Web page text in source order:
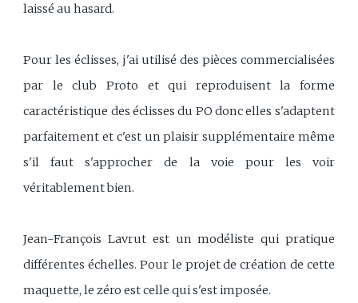
laissé au hasard.
Pour les éclisses, j'ai utilisé des pièces commercialisées
par le club Proto et qui reproduisent la forme
caractéristique des éclisses du PO donc elles s'adaptent
parfaitement et c'est un plaisir supplémentaire même
s'il faut s'approcher de la voie pour les voir
véritablement bien.
Jean-François Lavrut est un modéliste qui pratique
différentes échelles. Pour le projet de création de cette
maquette, le zéro est celle qui s'est imposée.